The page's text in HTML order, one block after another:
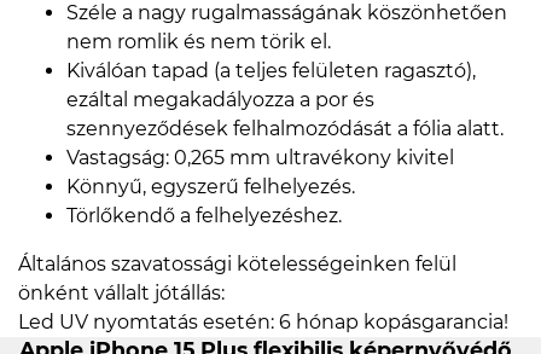
Széle a nagy rugalmasságának köszönhetően
nem romlik és nem törik el.
Kiválóan tapad (a teljes felületen ragasztó),
ezáltal megakadályozza a por és
szennyeződések felhalmozódását a fólia alatt.
Vastagság: 0,265 mm ultravékony kivitel
Könnyű, egyszerű felhelyezés.
Törlőkendő a felhelyezéshez.
Általános szavatossági kötelességeinken felül
önként vállalt jótállás:
Led UV nyomtatás esetén: 6 hónap kopásgarancia!